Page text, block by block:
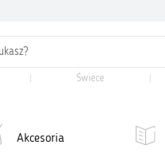
Świece
Akcesoria